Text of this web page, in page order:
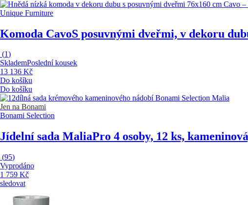
Unique Furniture
Komoda CavoS posuvnými dveřmi, v dekoru
(1)
SklademPoslední kousek
13 136 Kč
Do košíku
Do košíku
Jen na Bonami
Bonami Selection
Jídelní sada MaliaPro 4 osoby, 12 ks,
(95)
Vyprodáno
1 759 Kč
sledovat